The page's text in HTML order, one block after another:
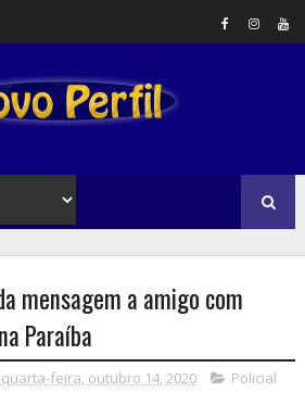
mensagem a amigo com
Paraíba
quarta-feira, outubro 14, 2020 Policial